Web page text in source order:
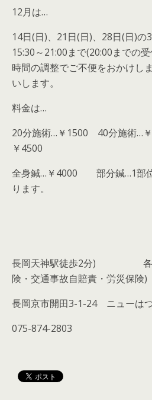
12月は…
14日(日)、21日(日)、28日(日)の
15:30～21:00まで(20:00までの
時間の調整でご不便をおかけし
いします。
料金は…
20分施術…￥1500 40分施術
￥4500
全身鍼…￥4000 部分鍼…1部
ります。
長岡天神駅徒歩2分)
険・交通事故自賠責・労災保険)
長岡京市開田3-1-24 ニューは
075-874-2803
やすら